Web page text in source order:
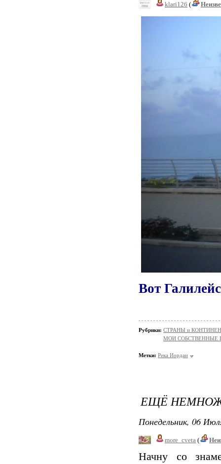
klari126 (
Вот
Рубрики: СТРАНЫ и
МОИ СОБСТВЕННЫЕ
Метки: Река Иордан
ЕЩЁ
Понедельник, 06
more_cveta (
Начну со